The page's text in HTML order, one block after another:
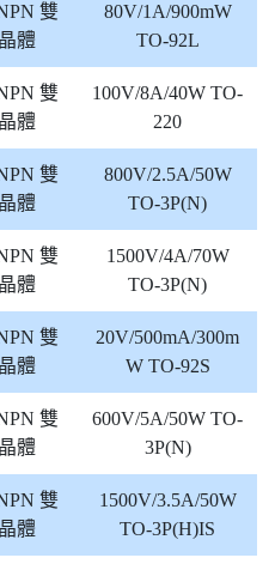
雙
體
80V/1A/900mW
TO-92L
雙
體
100V/8A/40W TO-
220
雙
體
800V/2.5A/50W
TO-3P(N)
雙
體
1500V/4A/70W
TO-3P(N)
雙
體
20V/500mA/300m
W TO-92S
雙
體
600V/5A/50W TO-
3P(N)
雙
體
1500V/3.5A/50W
TO-3P(H)IS